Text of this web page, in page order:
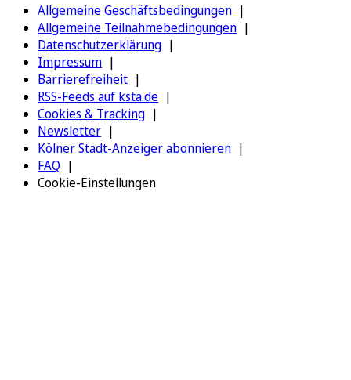
Allgemeine Geschäftsbedingungen
Allgemeine Teilnahmebedingungen
Datenschutzerklärung
Impressum
Barrierefreiheit
RSS-Feeds auf ksta.de
Cookies & Tracking
Newsletter
Kölner Stadt-Anzeiger abonnieren
FAQ
Cookie-Einstellungen